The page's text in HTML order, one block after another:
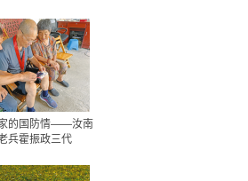
的国防情——汝南
兵霍振政三代